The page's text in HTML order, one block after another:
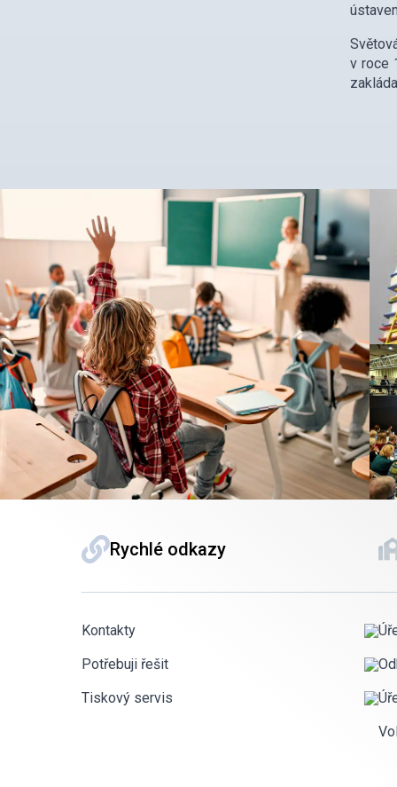
v roce
Rychlé odkazy
Kontakty
Potřebuji řešit
Tiskový servis